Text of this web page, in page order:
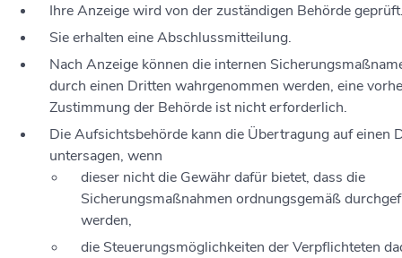
Ihre Anzeige wird von der zuständigen Behörde
Sie erhalten eine Abschlussmitteilung.
Nach Anzeige können die internen
durch einen Dritten wahrgenommen werden, eine
Zustimmung der Behörde ist nicht erforderlich.
Die Aufsichtsbehörde kann die Übertragung auf einen
untersagen, wenn
dieser nicht die Gewähr dafür bietet, dass die
Sicherungsmaßnahmen ordnungsgemäß
werden,
die Steuerungsmöglichkeiten der Verpflichteten